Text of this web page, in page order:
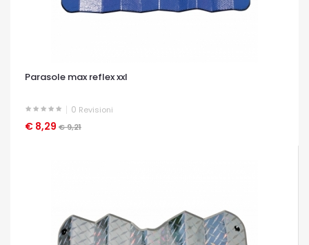
Parasole max reflex xxl
0 Revisioni
€ 8,29 € 9,21
OCCHIATA VELOCE